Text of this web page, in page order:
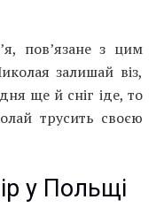
пов’язане з цим
залишай віз,
ще й сніг іде, то
трусить своєю
у Польщі